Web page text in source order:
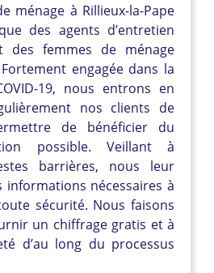
ménage à Rillieux-la-Pape
des agents d’entretien
des femmes de ménage
engagée dans la
19, nous entrons en
nos clients de
de bénéficier du
possible. Veillant à
barrières, nous leur
nécessaires à
sécurité. Nous faisons
un chiffrage gratis et à
d’au long du processus